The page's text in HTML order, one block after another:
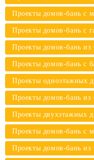
Проекты домов-бань с
Проекты домов-бань с
Проекты домов-бань из
Проекты домов-бань с
Проекты одноэтажных
Проекты домов-бань из
Проекты двухэтажных
Проекты домов-бань с
Проекты домов-бань из